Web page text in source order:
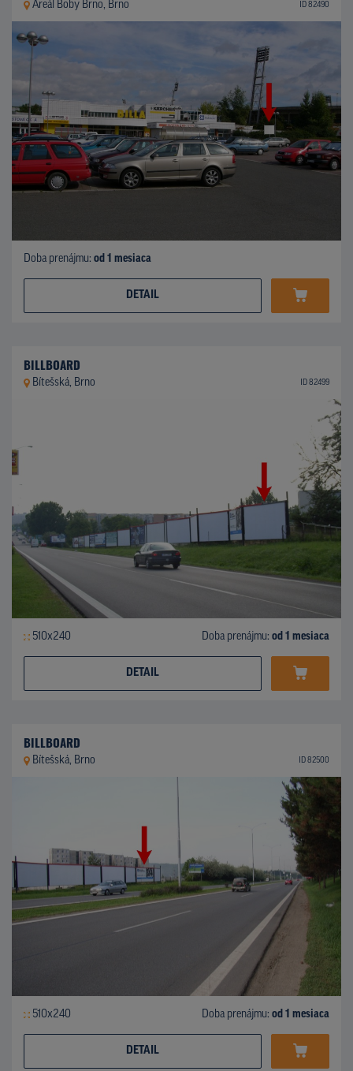
Areál Boby Brno, Brno ID 82490
Doba prenájmu: od 1 mesiaca
DETAIL
BILLBOARD
Bítešská, Brno ID 82499
510x240 Doba prenájmu: od 1 mesiaca
DETAIL
BILLBOARD
Bítešská, Brno ID 82500
510x240 Doba prenájmu: od 1 mesiaca
DETAIL